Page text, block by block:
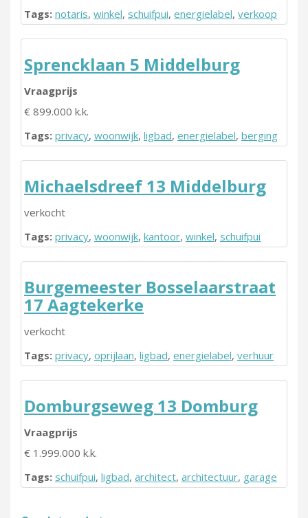
Tags: notaris, winkel, schuifpui, energielabel, verkoop
Sprencklaan 5 Middelburg
Vraagprijs
€ 899.000 k.k.
Tags: privacy, woonwijk, ligbad, energielabel, berging
Michaelsdreef 13 Middelburg
verkocht
Tags: privacy, woonwijk, kantoor, winkel, schuifpui
Burgemeester Bosselaarstraat
17 Aagtekerke
verkocht
Tags: privacy, oprijlaan, ligbad, energielabel, verhuur
Domburgseweg 13 Domburg
Vraagprijs
€ 1.999.000 k.k.
Tags: schuifpui, ligbad, architect, architectuur, garage